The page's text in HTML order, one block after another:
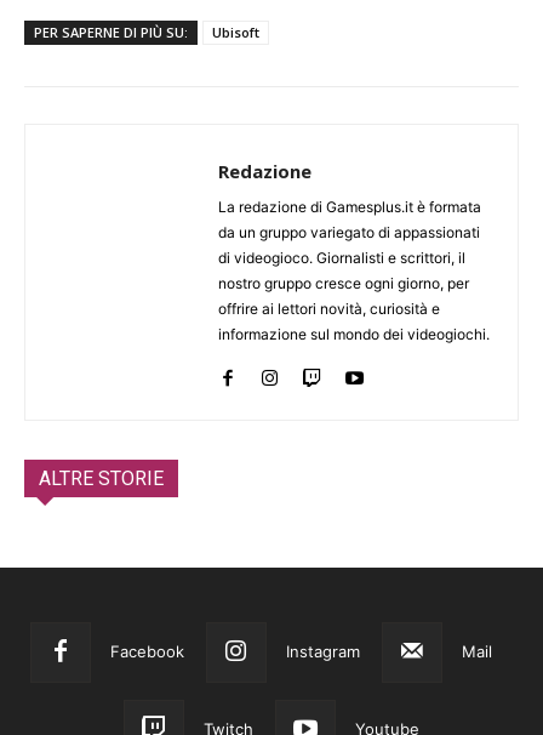
PER SAPERNE DI PIÙ SU: Ubisoft
Redazione
La redazione di Gamesplus.it è formata
da un gruppo variegato di appassionati
di videogioco. Giornalisti e scrittori, il
nostro gruppo cresce ogni giorno, per
offrire ai lettori novità, curiosità e
informazione sul mondo dei videogiochi.
ALTRE STORIE
Facebook Instagram Mail
Twitch Youtube